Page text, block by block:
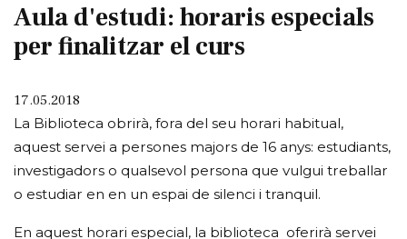
Aula d'estudi: horaris especials
per finalitzar el curs
17.05.2018
La Biblioteca obrirà, fora del seu horari habitual,
aquest servei a persones majors de 16 anys: estudiants,
investigadors o qualsevol persona que vulgui treballar
o estudiar en en un espai de silenci i tranquil.
En aquest horari especial, la biblioteca oferirà servei